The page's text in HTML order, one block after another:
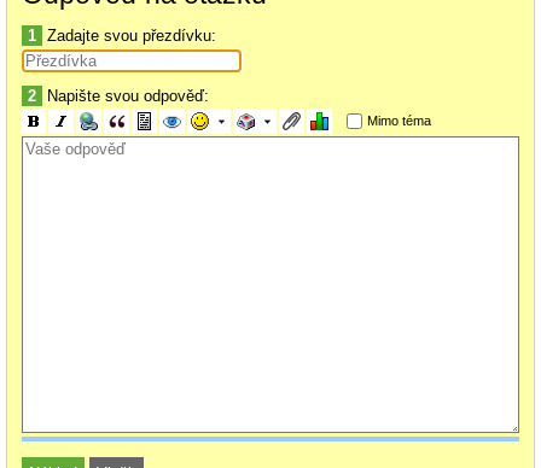
1 Zadajte svou přezdívku:
2 Napište svou odpověď:
Mimo téma